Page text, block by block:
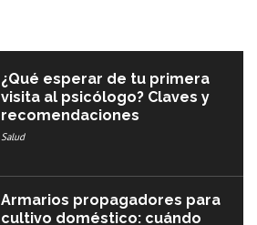
¿Qué esperar de tu primera
visita al psicólogo? Claves y
recomendaciones
Salud
Armarios propagadores para
cultivo doméstico: cuándo